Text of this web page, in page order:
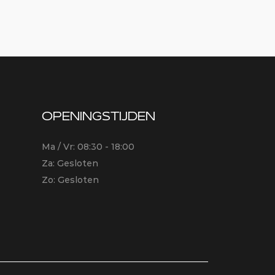
OPENINGSTIJDEN
Ma / Vr: 08:30 - 18:00
Za: Gesloten
Zo: Gesloten